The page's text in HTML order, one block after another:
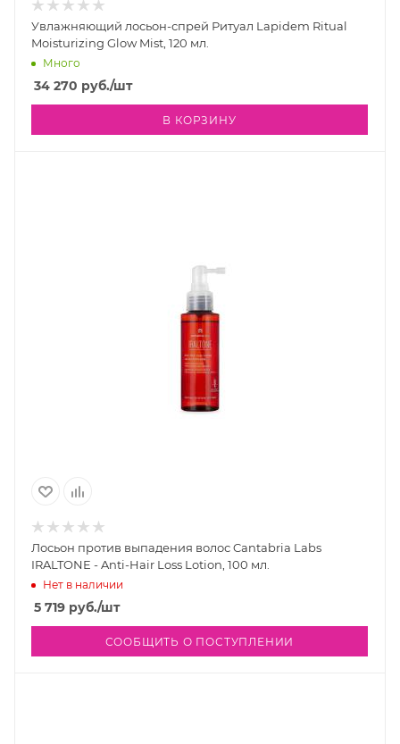
Увлажняющий лосьон-спрей Ритуал Lapidem Ritual
Moisturizing Glow Mist, 120 мл.
Много
34 270 руб./шт
В КОРЗИНУ
Лосьон против выпадения волос Cantabria Labs
IRALTONE - Anti-Hair Loss Lotion, 100 мл.
Нет в наличии
5 719 руб./шт
СООБЩИТЬ О ПОСТУПЛЕНИИ